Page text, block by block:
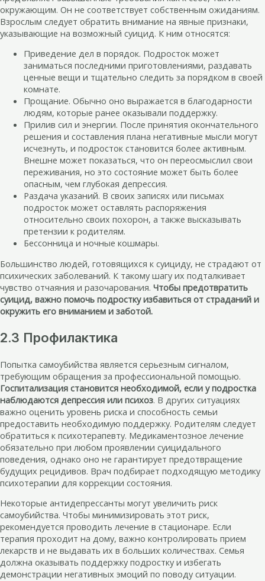
окружающим. Он не соответствует собственным ожиданиям.
Взрослым следует обратить внимание на явные признаки,
указывающие на возможный суицид. К ним относятся:
Приведение дел в порядок. Подросток может
заниматься последними приготовлениями, раздавать
ценные вещи и тщательно следить за порядком в своей
комнате.
Прощание. Обычно оно выражается в благодарности
людям, которые ранее оказывали поддержку.
Прилив сил и энергии. После принятия окончательного
решения и составления плана негативные мысли могут
исчезнуть, и подросток становится более активным.
Внешне может показаться, что он переосмыслил свои
переживания, но это состояние может быть более
опасным, чем глубокая депрессия.
Раздача указаний. В своих записях или письмах
подросток может оставлять распоряжения
относительно своих похорон, а также высказывать
претензии к родителям.
Бессонница и ночные кошмары.
Большинство людей, готовящихся к суициду, не страдают от
психических заболеваний. К такому шагу их подталкивает
чувство отчаяния и разочарования. Чтобы предотвратить
суицид, важно помочь подростку избавиться от страданий и
окружить его вниманием и заботой.
2.3 Профилактика
Попытка самоубийства является серьезным сигналом,
требующим обращения за профессиональной помощью.
Госпитализация становится необходимой, если у подростка
наблюдаются депрессия или психоз. В других ситуациях
важно оценить уровень риска и способность семьи
предоставить необходимую поддержку. Родителям следует
обратиться к психотерапевту. Медикаментозное лечение
обязательно при любом проявлении суицидального
поведения, однако оно не гарантирует предотвращение
будущих рецидивов. Врач подбирает подходящую методику
психотерапии для коррекции состояния.
Некоторые антидепрессанты могут увеличить риск
самоубийства. Чтобы минимизировать этот риск,
рекомендуется проводить лечение в стационаре. Если
терапия проходит на дому, важно контролировать прием
лекарств и не выдавать их в больших количествах. Семья
должна оказывать поддержку подростку и избегать
демонстрации негативных эмоций по поводу ситуации.